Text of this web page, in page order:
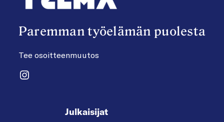
Paremman työelämän puolesta
Tee osoitteenmuutos
Instagram
Julkaisijat